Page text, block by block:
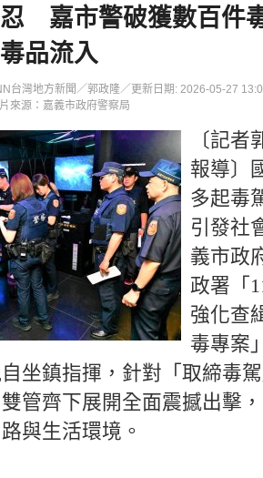
嘉市警破獲數百件
品流入
台灣地方新聞／郭政隆／更新日期: 2026-05-27
來源：嘉義市政府警察局
〔記者
報導〕
多起毒
引發社
義市政
政署「
強化查
毒專案
坐鎮指揮，針對「取締毒
管齊下展開全面震撼出擊
與生活環境。